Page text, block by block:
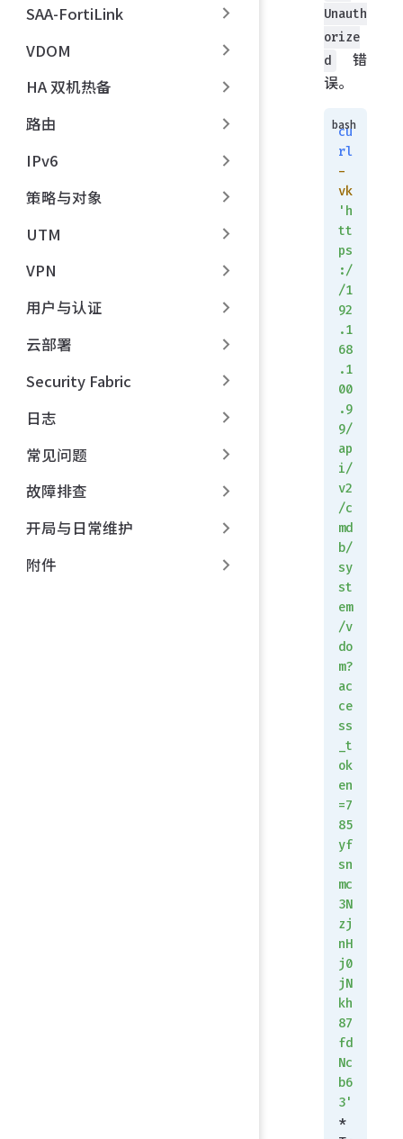
SAA-FortiLink
VDOM
HA 双机热备
路由
IPv6
策略与对象
UTM
VPN
用户与认证
云部署
Security Fabric
日志
常见问题
故障排查
开局与日常维护
附件
Unauth
orize
d
错
误。
cu
rl
-
vk
'h
tt
ps
:/
/1
92
.1
68
.1
00
.9
9/
ap
i/
v2
/c
md
b/
sy
st
em
/v
do
m?
ac
ce
ss
_t
ok
en
=7
85
yf
sn
mc
3N
zj
nH
j0
jN
kh
87
fd
Nc
b6
3'
*